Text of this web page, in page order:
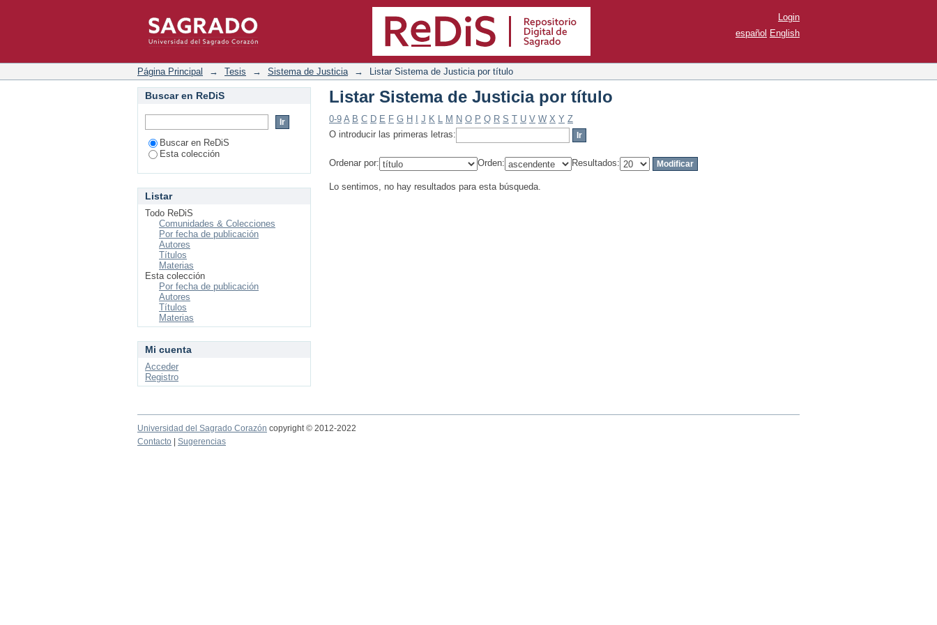
Listar Sistema de Justicia por título
Login
español English
Página Principal → Tesis → Sistema de Justicia → Listar Sistema de Justicia por título
Listar Sistema de Justicia por título
0-9 A B C D E F G H J K L M N O P Q R S T U V W X Y Z
O introducir las primeras letras:
Ordenar por: Orden: Resultados:
Lo sentimos, no hay resultados para esta búsqueda.
Buscar en ReDiS
Buscar en ReDiS
Esta colección
Listar
Todo ReDiS
Comunidades & Colecciones
Por fecha de publicación
Autores
Títulos
Materias
Esta colección
Por fecha de publicación
Autores
Títulos
Materias
Mi cuenta
Acceder
Registro
Universidad del Sagrado Corazón copyright © 2012-2022
Contacto
Sugerencias